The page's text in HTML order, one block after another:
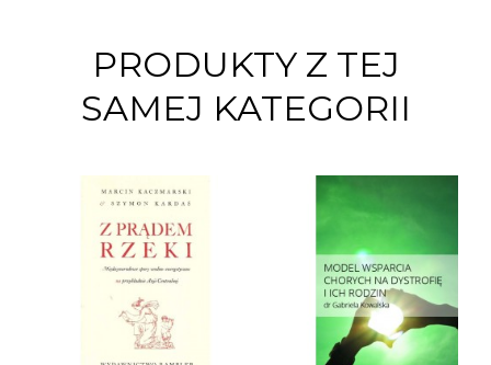
PRODUKTY Z TEJ
SAMEJ KATEGORII